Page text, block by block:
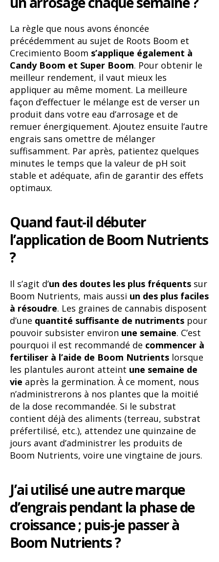
La règle que nous avons énoncée
précédemment au sujet de Roots Boom et
Crecimiento Boom s’applique également à
Candy Boom et Super Boom. Pour obtenir le
meilleur rendement, il vaut mieux les
appliquer au même moment. La meilleure
façon d’effectuer le mélange est de verser un
produit dans votre eau d’arrosage et de
remuer énergiquement. Ajoutez ensuite l’autre
engrais sans omettre de mélanger
suffisamment. Par après, patientez quelques
minutes le temps que la valeur de pH soit
stable et adéquate, afin de garantir des effets
optimaux.
Quand faut-il débuter
l’application de Boom Nutrients
?
Il s’agit d’un des doutes les plus fréquents sur
Boom Nutrients, mais aussi un des plus faciles
à résoudre. Les graines de cannabis disposent
d’une quantité suffisante de nutriments pour
pouvoir subsister environ une semaine. C’est
pourquoi il est recommandé de commencer à
fertiliser à l’aide de Boom Nutrients lorsque
les plantules auront atteint une semaine de
vie après la germination. À ce moment, nous
n’administrerons à nos plantes que la moitié
de la dose recommandée. Si le substrat
contient déjà des aliments (terreau, substrat
préfertilisé, etc.), attendez une quinzaine de
jours avant d’administrer les produits de
Boom Nutrients, voire une vingtaine de jours.
J’ai utilisé une autre marque
d’engrais pendant la phase de
croissance ; puis-je passer à
Boom Nutrients ?